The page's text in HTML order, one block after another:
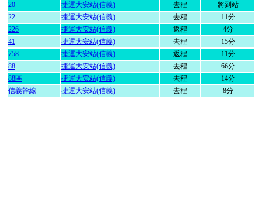
20
捷運大安站(信義) 去程
將到站
22
捷運大安站(信義) 去程
11分
226
捷運大安站(信義) 返程
4分
41
捷運大安站(信義) 去程
15分
758
捷運大安站(信義) 返程
11分
88
捷運大安站(信義) 去程
66分
88區
捷運大安站(信義) 去程
14分
信義幹線
捷運大安站(信義) 去程 8分